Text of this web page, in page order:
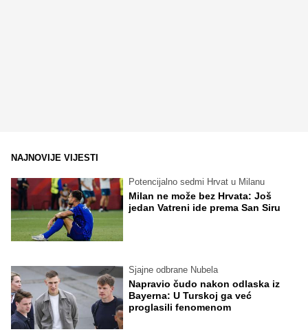
NAJNOVIJE VIJESTI
Potencijalno sedmi Hrvat u Milanu
Milan ne može bez Hrvata: Još
jedan Vatreni ide prema San Siru
Sjajne odbrane Nubela
Napravio čudo nakon odlaska iz
Bayerna: U Turskoj ga već
proglasili fenomenom